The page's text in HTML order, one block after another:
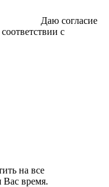
Даю согласие
с
на все
Вас время.